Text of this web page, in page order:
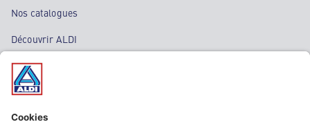
Nos catalogues
Découvrir ALDI
Nos bons plans
Nos rayons
Nos marques